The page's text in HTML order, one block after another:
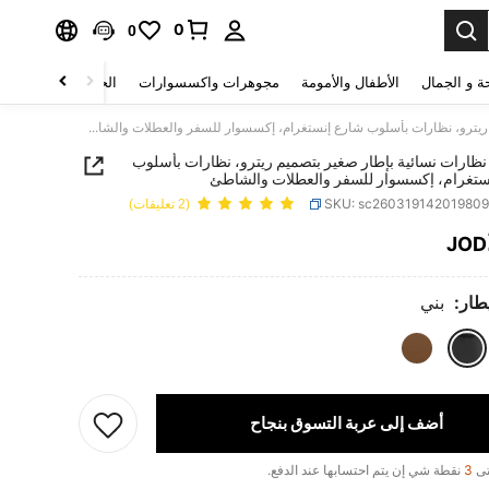
0
0
و الجمال الأطفال والأمومة مجوهرات واكسسوارات الحقائب والأمتعة
1 قطعة نظارات نسائية بإطار صغير بتصميم ريترو، نظارات بأسلوب شارع إنستغرام، إكسسوار للسفر والعطلات والشاطئ
نظارات نسائية بإطار صغير بتصميم ريترو، نظارات بأسلوب
إكسسوار للسفر والعطلات والشاطئ
SKU: (2 تعليقات)
PRICE AND JOD
بني
أضف إلى عربة التسوق بنجاح
3 نقطة شي إن يتم احتسابها عند الدفع.